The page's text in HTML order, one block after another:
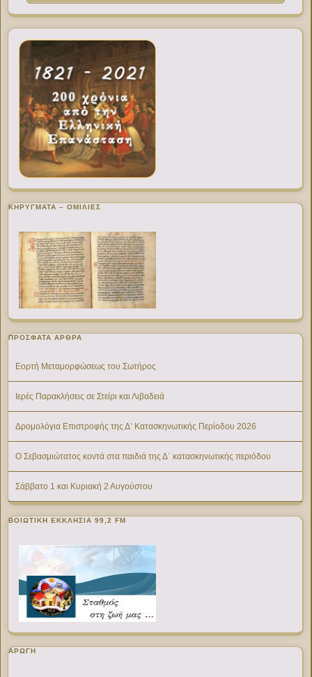
ΚΗΡΥΓΜΑΤΑ – ΟΜΙΛΙΕΣ
ΠΡΌΣΦΑΤΑ ΆΡΘΡΑ
Εορτή Μεταμορφώσεως του Σωτήρος
Ιερές Παρακλήσεις σε Στείρι και Λιβαδειά
Δρομολόγια Επιστροφής της Δ’ Κατασκηνωτικής Περίοδου 2026
Ο Σεβασμιώτατος κοντά στα παιδιά της Δ΄ κατασκηνωτικής περιόδου
Σάββατο 1 και Κυριακή 2 Αυγούστου
ΒΟΙΩΤΙΚΉ ΕΚΚΛΗΣΊΑ 99,2 FM
ΑΡΩΓΗ